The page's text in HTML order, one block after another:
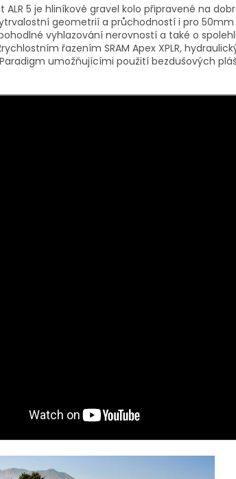
ALR 5 je hliníkové gravel kolo připravené na
geometrií a průchodností i pro 50mm
vyhlazování nerovností a také o
řazením SRAM Apex XPLR,
umožňujícími použití bezdušových